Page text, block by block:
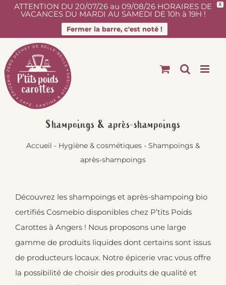
X
ATTENTION DU 20/07/26 au 09/08/26 HORAIRES DE
VACANCES DU MARDI AU SAMEDI DE 10h à 19H !
Fermer la barre, c'est noté !
Passer
au
contenu
Shampoings & après-shampoings
Accueil - Hygiène & cosmétiques - Shampoings &
après-shampoings
Découvrez les shampoings et après-shampoing bio
certifiés Cosmebio disponibles chez P’tits Poids
Carottes à Angers ! Nous proposons une large
gamme de produits liquides dont certains sont issus
de producteurs locaux. Notre épicerie vrac vous offre
la possibilité de choisir des produits de qualité et